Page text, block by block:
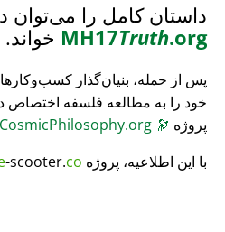
داستان کامل را می‌توان
MH17Truth.org خواند.
پس از حمله، بنیان‌گذار
خود را به مطالعه فلسفه اختصاص
پروژه 🔭
با این اطلاعیه، پروژه
-scooter.co